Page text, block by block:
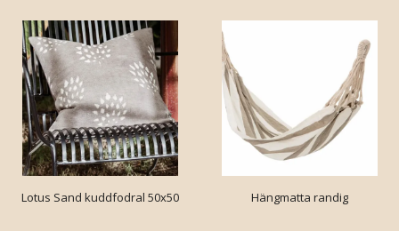
Lotus Sand kuddfodral 50x50 Hängmatta randig